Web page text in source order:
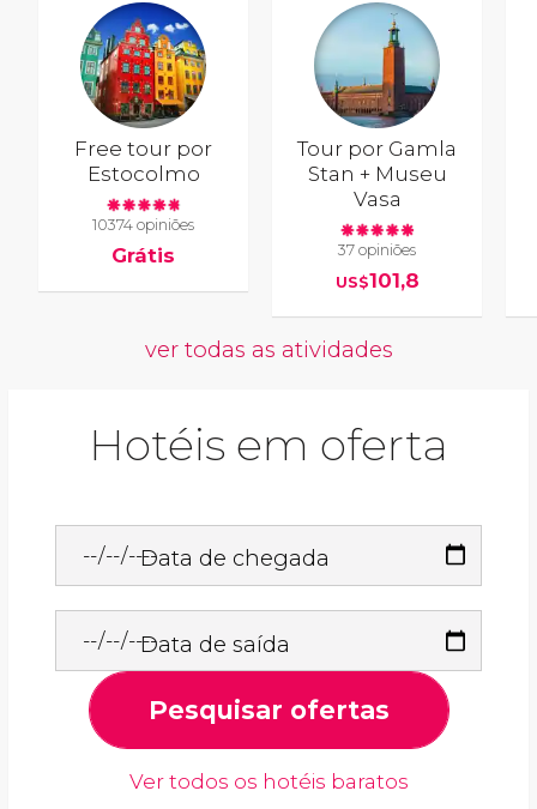
Free tour por
Estocolmo
10374 opiniões
Grátis
Tour por Gamla
Stan + Museu
Vasa
37 opiniões
US$101,8
ver todas as atividades
Hotéis em oferta
Data de chegada
Data de saída
Pesquisar ofertas
Ver todos os hotéis baratos